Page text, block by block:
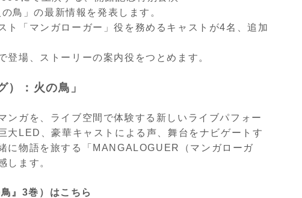
鳥」の最新情報を発表します。
ト「マンガローガー」役を務めるキャストが4名、追加
場、ストーリーの案内役をつとめます。
：火の鳥」
ンガを、ライブ空間で体験する新しいライブパフォー
大LED、豪華キャストによる声、舞台をナビゲートす
に物語を旅する「MANGALOGUER（マンガローガ
します。
』3巻）はこちら